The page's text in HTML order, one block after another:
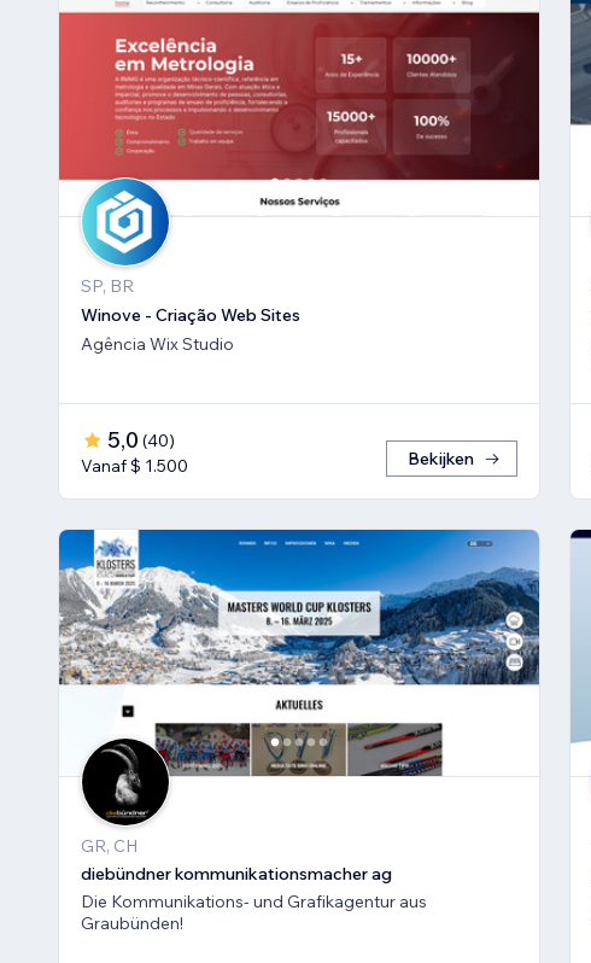
SP, BR
Winove - Criação Web Sites
Agência Wix Studio
5,0 (40)
Vanaf $ 1.500
Bekijken
GR, CH
diebündner kommunikationsmacher ag
Die Kommunikations- und Grafikagentur aus
Graubünden!